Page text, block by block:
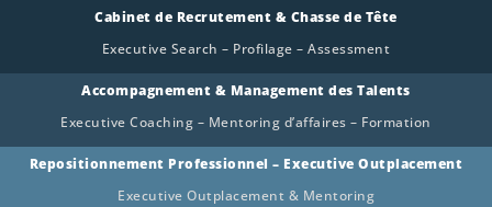
Cabinet de Recrutement & Chasse de Tête
Executive Search – Profilage – Assessment
Accompagnement & Management des Talents
Executive Coaching – Mentoring d’affaires – Formation
Repositionnement Professionnel – Executive Outplacement
Executive Outplacement & Mentoring